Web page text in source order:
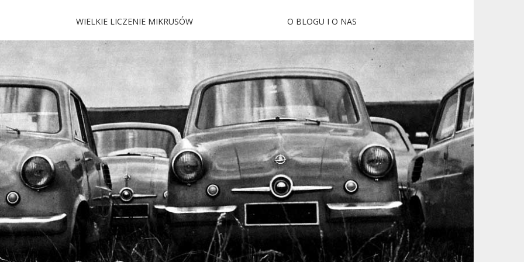
Mikrus
i jeszcze więcej…
WIELKIE LICZENIE MIKRUSÓW O BLOGU I O NAS